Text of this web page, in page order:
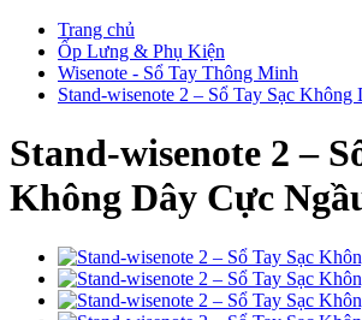
Trang chủ
Ốp Lưng & Phụ Kiện
Wisenote - Sổ Tay Thông Minh
Stand-wisenote 2 – Sổ Tay Sạc Không
Stand-wisenote 2 –
Không Dây Cực